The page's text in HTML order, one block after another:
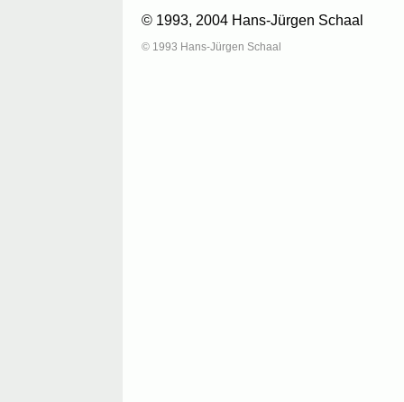
© 1993, 2004 Hans-Jürgen Schaal
© 1993 Hans-Jürgen Schaal